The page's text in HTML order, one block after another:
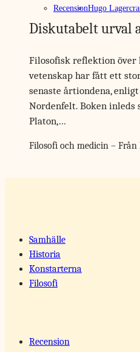
RecensionHugo
Diskutabelt urval
Filosofisk reflektion över
vetenskap har fått ett
senaste årtiondena,
Nordenfelt. Boken
Platon,…
Filosofi och medicin –
Samhälle
Historia
Konstarterna
Filosofi
Recension